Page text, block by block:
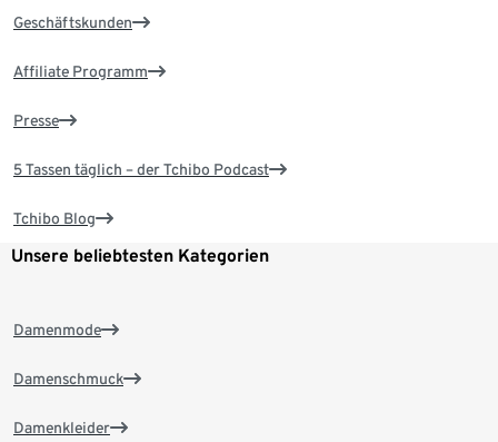
Geschäftskunden
Affiliate Programm
Presse
5 Tassen täglich – der Tchibo Podcast
Tchibo Blog
Unsere beliebtesten Kategorien
Damenmode
Damenschmuck
Damenkleider